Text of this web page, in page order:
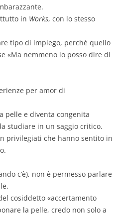
in Works, con lo stesso
tipo di impiego, perché quello
«Ma nemmeno io posso dire di
per amor di
pelle e diventa congenita
studiare in un saggio critico.
privilegiati che hanno sentito in
c’è), non è permesso parlare
cosiddetto «accertamento
la pelle, credo non solo a